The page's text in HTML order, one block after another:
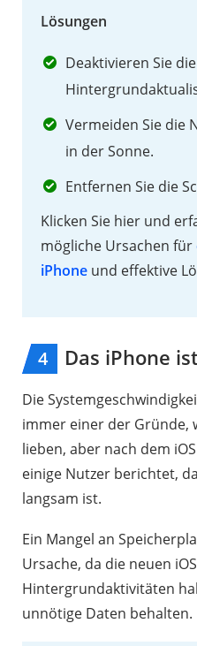
Lösungen
Deaktivieren Sie die
Vermeiden Sie die
in der Sonne.
Entfernen Sie die
Klicken Sie hier und
mögliche Ursachen für
iPhone und effektive
4 Das iPhone
Die
immer einer der Gründe,
lieben, aber nach dem
einige Nutzer berichtet,
langsam ist.
Ein Mangel an
Ursache, da die neuen
Hintergrundaktivitäten
unnötige Daten behalten.